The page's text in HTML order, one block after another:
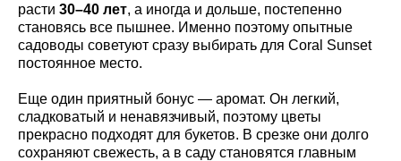
расти 30–40 лет, а иногда и дольше, постепенно
становясь все пышнее. Именно поэтому опытные
садоводы советуют сразу выбирать для Coral Sunset
постоянное место.
Еще один приятный бонус — аромат. Он легкий,
сладковатый и ненавязчивый, поэтому цветы
прекрасно подходят для букетов. В срезке они долго
сохраняют свежесть, а в саду становятся главным